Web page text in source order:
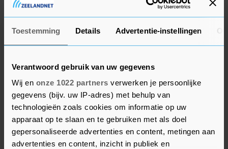
Toestemming Details Advertentie-instellingen
Verantwoord gebruik van uw gegevens
Wij en onze 1022 partners verwerken je persoonlijke
gegevens (bijv. uw IP-adres) met behulp van
technologieën zoals cookies om informatie op uw
apparaat op te slaan en te gebruiken met als doel
gepersonaliseerde advertenties en content, metingen aan
advertenties en content, inzicht in publiek en
hypotheekverstrekkers een lagere rente aan.
In alle provincies was overigens sprake van groei
van de kopersmarkt. In Gelderland, Flevoland en
Friesland was de stijging met 15 tot 16 procent
het sterkst. Limburg sloot de rij. In die provincie
was sprake van een toename met bijna 6 procent.
Verder merkt HDN dat er steeds meer
energiebesparende maatregelen meegefinancierd
worden in de hypotheek.